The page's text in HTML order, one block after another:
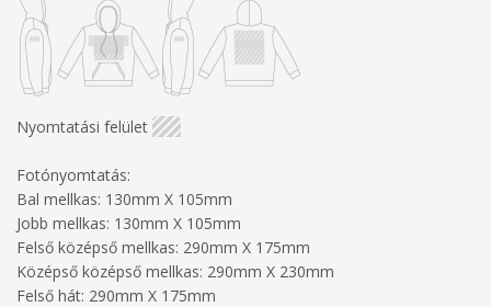
Nyomtatási felület
Fotónyomtatás:
Bal mellkas: 130mm X 105mm
Jobb mellkas: 130mm X 105mm
Felső középső mellkas: 290mm X 175mm
Középső középső mellkas: 290mm X 230mm
Felső hát: 290mm X 175mm